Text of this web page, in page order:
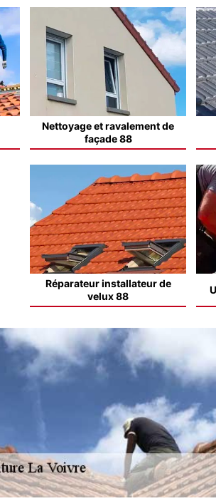
Nettoyage et ravalement de
façade 88
Réparateur installateur de
velux 88